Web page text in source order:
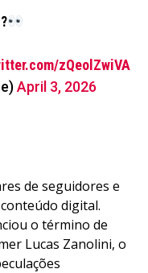
zQeolZwiVA
April 3, 2026
de seguidores e
digital.
o término de
Lucas Zanolini, o